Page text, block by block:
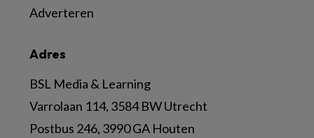
Adres
BSL Media & Learning
Varrolaan 114, 3584 BW Utrecht
Postbus 246, 3990 GA Houten
Adverteren